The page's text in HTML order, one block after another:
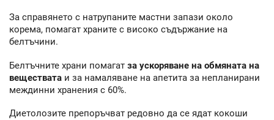
За справянето с натрупаните мастни запази около
корема, помагат храните с високо съдържание на
белтъчини.
Белтъчните храни помагат за ускоряване на обмяната на
веществата и за намаляване на апетита за непланирани
междинни хранения с 60%.
Диетолозите препоръчват редовно да се ядат кокоши